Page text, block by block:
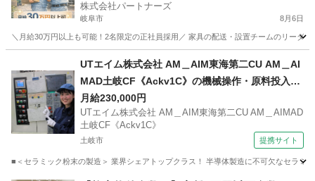
株式会社パートナーズ
岐阜市 8月6日
＼月給30万円以上も可能！2名限定の正社員採用／ 家具の配送・設置チームのリーダ
業務
UTエイム株式会社 AM＿AIM東海第二CU AM＿AI
MAD土岐CF《Ackv1C》の機械操作・原料投入・
加工・梱包・検査 【日払い】
月給230,000円
UTエイム株式会社 AM＿AIM東海第二CU AM＿AIMAD
土岐CF《Ackv1C》
土岐市 提携サイト
■＜セラミック粉末の製造＞ 業界シェアトップクラス！ 半導体製造に不可欠なセラミ